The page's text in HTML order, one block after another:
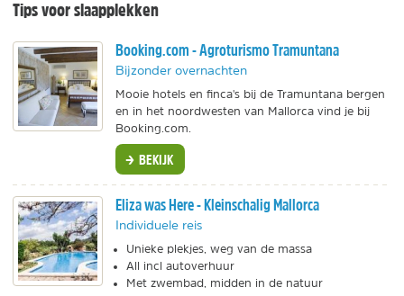
Tips voor slaapplekken
Booking.com - Agroturismo Tramuntana
Bijzonder overnachten
Mooie hotels en finca's bij de Tramuntana bergen
en in het noordwesten van Mallorca vind je bij
Booking.com.
BEKIJK
Eliza was Here - Kleinschalig Mallorca
Individuele reis
Unieke plekjes, weg van de massa
All incl autoverhuur
Met zwembad, midden in de natuur